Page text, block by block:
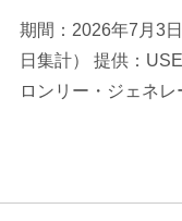
期間：2026年7月3
日集計） 提供：
ロンリー・ジェネ